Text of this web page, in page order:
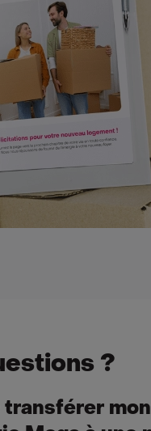
?
transférer